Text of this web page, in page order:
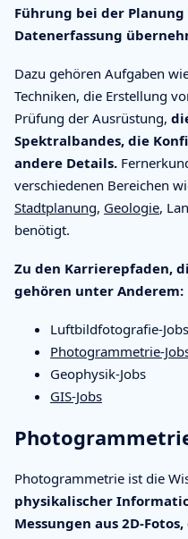
Führung bei der
Datenerfassung
Dazu gehören Aufgaben
Techniken, die Erstellung
Prüfung der Ausrüstung,
Spektralbandes, die
andere Details.
verschiedenen Bereichen
Stadtplanung, Geologie,
benötigt.
Zu den Karrierepfaden,
gehören unter Anderem:
Luftbildfotografie-Jobs
Photogrammetrie-
Geophysik-Jobs
GIS-Jobs
Photogrammetrie ist die
physikalischer
Messungen aus 2D-